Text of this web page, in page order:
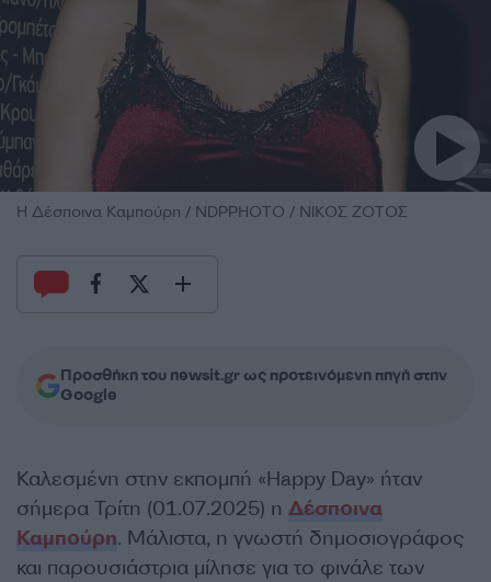
Η Δέσποινα Καμπούρη / NDPPHOTO / ΝΙΚΟΣ ΖΟΤΟΣ
Προσθήκη του newsit.gr ως προτεινόμενη πηγή στην
Google
Καλεσμένη στην εκπομπή «Happy Day» ήταν
σήμερα Τρίτη (01.07.2025) η Δέσποινα
Καμπούρη. Μάλιστα, η γνωστή δημοσιογράφος
και παρουσιάστρια μίλησε για το φινάλε των